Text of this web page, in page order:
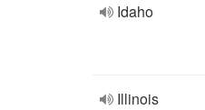
Idaho
Illinois